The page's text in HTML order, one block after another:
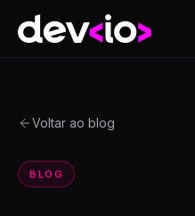
Devio
Voltar ao blog
BLOG